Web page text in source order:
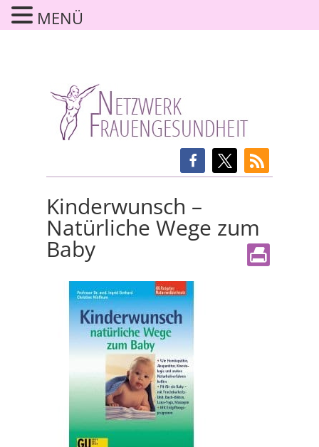
Kinderwunsch –
Natürliche Wege zum
Baby
MENÜ